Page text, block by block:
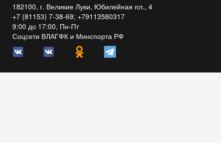
182100, г. Великие Луки, Юбилейная пл., 4
+7 (81153) 7-38-69; +79113580317
9:00 до 17:00, Пн-Пт
Соцсети ВЛАГФК и Минспорта РФ